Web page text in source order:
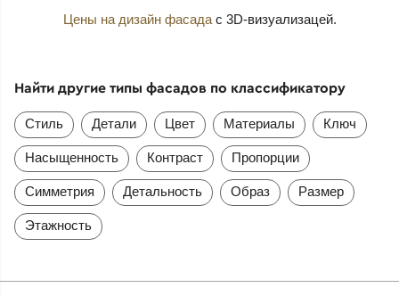
Цены на дизайн фасадас 3D-визуализацей.
Найти другие типы фасадов по классификатору
Стиль Детали Цвет Материалы Ключ
Насыщенность Контраст Пропорции
Симметрия Детальность Образ Размер
Этажность